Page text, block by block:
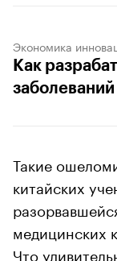
Экономика
Как
Такие
китайских
медицинских
Что